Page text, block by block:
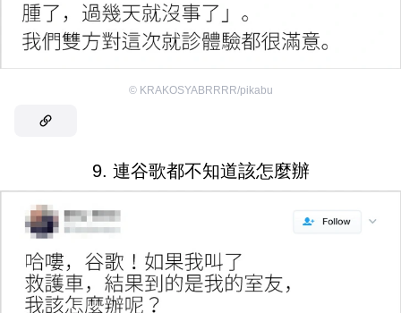
© KRAKOSYABRRRR/pikabu
9. 連谷歌都不知道該怎麼辦